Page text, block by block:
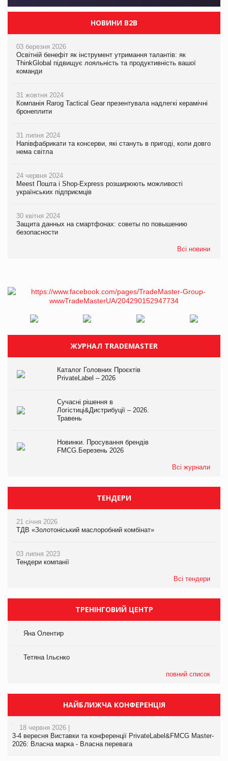
НОВИНИ B2B
03 березня 2026
Освітній бенефіт як інструмент утримання талантів: як
ThinkGlobal підвищує лояльність та продуктивність вашої
команди
31 жовтня 2024
Компанія Rarog Tactical Gear презентувала надлегкі керамічні
бронеплити
31 липня 2024
Напівфабрикати та консерви, які стануть в пригоді, коли довго
нема світла
24 червня 2024
Meest Пошта і Shop-Express розширюють можливості
українських підприємців
30 квітня 2024
Защита данных на смартфонах: советы по повышению
безопасности
Всі новини
ЖУРНАЛ TRADEMASTER
Каталог Головних Проєктів
PrivateLabel – 2026
Сучасні рішення в
Логістиці&Дистрибуції – 2026.
Травень
Новинки. Просування брендів
FMCG.Березень 2026
Всі журнали
ТЕНДЕРИ
21 січня 2026
ТДВ «Золотоніський маслоробний комбінат»
03 липня 2023
Тендери компанії
Всі тендери
ТРЕНІНГОВИЙ ЦЕНТР
Яна Олентир
Тетяна Ільєнко
повний список
НАЙБЛИЖЧА КОНФЕРЕНЦІЯ
18 червня 2026 |
3-4 вересня Виставки та конференції PrivateLabel&FMCG Master-
2026: Власна марка - Власна перевага